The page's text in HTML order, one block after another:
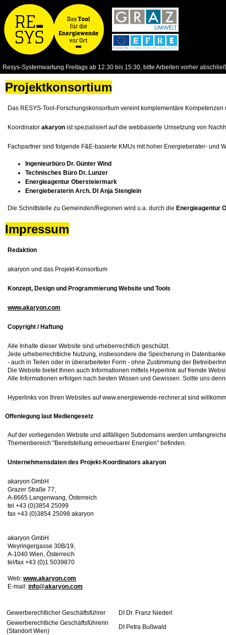
Resys-Systemwartung Freitags ab 12.30 bis 15:30, bitte Arbeiten vorher
Projektkonsortium
Das RESYS-Tool-Forschungskonsortium vereint komplementäre
Koordinator akaryon ist spezialisiert auf die webbasierte Umsetzung von
Fachpartner sind folgende F&E-basierte KMUs mit hoher Energieberater- und
Ingenieurbüro Dr. Günter Wind
Technisches Büro Dr. Lunzer
Energieagentur Obersteiermark
Energieberaterin Arch. DI Anja Stenglein
Die Schnittstelle zu Gemeinden/Regionen wird u.a. durch die Energieagentur
Impressum
Redaktion
akaryon und das Projekt-Konsortium
Konzept, Design und Programmierung Website und Tools
www.akaryon.com
Copyright / Haftung
Alle Inhalte dieser Website sind urheberrechtlich geschützt.
Jede urheberrechtliche Nutzung, insbesondere die Speicherung in
- auch in Teilen oder in überarbeiteter Form - ohne Zustimmung der
Die Website bietet Ihnen auch Informationen mittels Hyperlink auf fremde
Alle Informationen erfolgen nach besten Wissen und Gewissen. Sollte uns
Hyperlinks von Ihren Websites auf www.energiewende-rechner.at sind
Offenlegung laut Mediengesetz
Auf der vorliegenden Website und allfälligen Subdomains werden
Themenbereich "Bereitstellung erneuerbarer Energien" befinden.
Unternehmensdaten des Projekt-Koordinators akaryon
akaryon GmbH
Grazer Straße 77,
A-8665 Langenwang, Österreich
tel +43 (0)3854 25099
fax +43 (0)3854 25098 akaryon
akaryon GmbH
Weyringergasse 30B/19,
A-1040 Wien, Österreich
tel/fax +43 (0)1 5039870
Web: www.akaryon.com
E-mail: info@akaryon.com
Gewerberechtlicher Geschäftsführer
DI Dr. Franz Niederl
Gewerberechtliche Geschäftsführerin
(Standort Wien)
DI Petra Bußwald